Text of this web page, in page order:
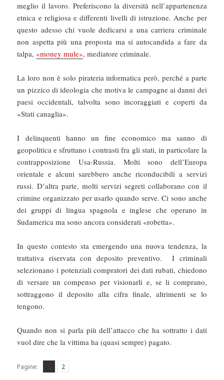
meglio il lavoro. Preferiscono la diversità nell’appartenenza
etnica e religiosa e differenti livelli di istruzione. Anche per
questo adesso chi vuole dedicarsi a una carriera criminale
non aspetta più una proposta ma si autocandida a fare da
talpa, «money mule», mediatore criminale.
La loro non è solo pirateria informatica però, perché a parte
un pizzico di ideologia che motiva le campagne ai danni dei
paesi occidentali, talvolta sono incoraggiati e coperti da
«Stati canaglia».
I delinquenti hanno un fine economico ma sanno di
geopolitica e sfruttano i contrasti fra gli stati, in particolare la
contrapposizione Usa-Russia. Molti sono dell’Europa
orientale e alcuni sarebbero anche riconducibili a servizi
russi. D’altra parte, molti servizi segreti collaborano con il
crimine organizzato per usarlo quando serve. Ci sono anche
dei gruppi di lingua spagnola e inglese che operano in
Sudamerica ma sono ancora considerati «robetta».
In questo contesto sta emergendo una nuova tendenza, la
trattativa riservata con deposito preventivo. I criminali
selezionano i potenziali compratori dei dati rubati, chiedono
di versare un compenso per visionarli e, se li comprano,
sottraggono il deposito alla cifra finale, altrimenti se lo
tengono.
Quando non si parla più dell’attacco che ha sottratto i dati
vuol dire che la vittima ha (quasi sempre) pagato.
Pagine: Pagina
1 ,
Pagina
2